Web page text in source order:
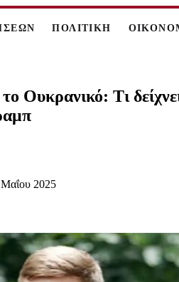
ΠΟΛΙΤΙΚΗ
Ουκρανικό: Τι
2025